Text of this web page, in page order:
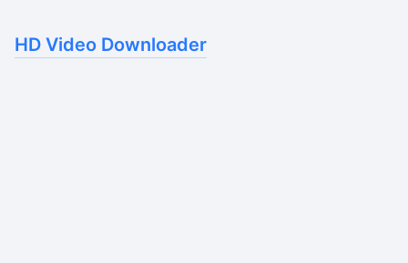
HD Video Downloader